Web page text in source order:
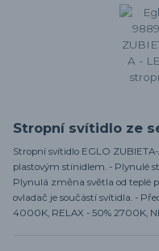
Stropní svítidlo ze
Stropní svítidlo EGLO
plastovým stínidlem. - Plynulé
Plynulá změna světla od teplé
ovladač je součástí svítidla. -
4000K, RELAX - 50% 2700K,